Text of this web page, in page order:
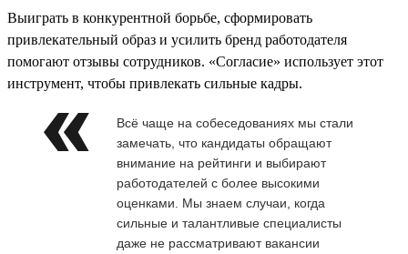
Выиграть в конкурентной борьбе, сформировать
привлекательный образ и усилить бренд работодателя
помогают отзывы сотрудников. «Согласие» использует этот
инструмент, чтобы привлекать сильные кадры.
Всё чаще на собеседованиях мы стали
замечать, что кандидаты обращают
внимание на рейтинги и выбирают
работодателей с более высокими
оценками. Мы знаем случаи, когда
сильные и талантливые специалисты
даже не рассматривают вакансии